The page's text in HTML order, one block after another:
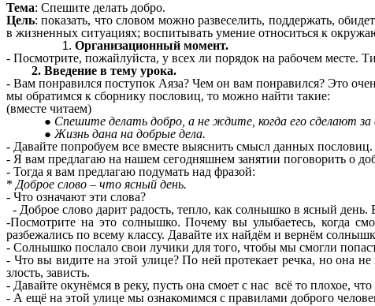
Тема: Спешите делать добро.
Цель: показать, что словом можно развеселить, поддержать,
в жизненных ситуациях; воспитывать умение относиться к
Организационный момент.
- Посмотрите, пожайлуйста, у всех ли порядок на рабочем месте.
2. Введение в тему урока.
- Вам понравился поступок Аяза? Чем он вам понравился? Это
мы обратимся к сборнику пословиц, то можно найти такие:
(вместе читаем)
Спешите делать добро, а не ждите, когда его сделают за
Жизнь дана на добрые дела.
- Давайте попробуем все вместе выяснить смысл данных пословиц.
- Я вам предлагаю на нашем сегодняшнем занятии поговорить о
- Тогда я вам предлагаю подумать над фразой:
* Доброе слово – что ясный день.
- Что означают эти слова?
- Доброе слово дарит радость, тепло, как солнышко в ясный день.
-Посмотрите на это солнышко. Почему вы улыбаетесь, когда
разбежались по всему классу. Давайте их найдём и вернём
- Солнышко послало свои лучики для того, чтобы мы смогли
- Что вы видите на этой улице? По ней протекает речка, но она
злость, зависть.
- Давайте окунёмся в реку, пусть она смоет с нас всё то плохое,
- А ещё на этой улице мы ознакомимся с правилами доброго